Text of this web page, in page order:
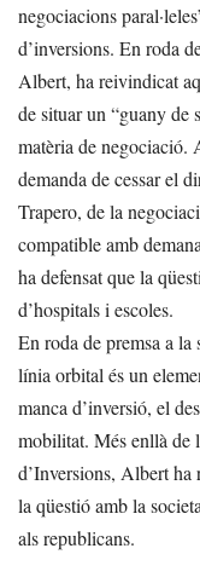
negociacions
d’inversions. En roda
Albert, ha reivindicat
de situar un “guany de
matèria de
demanda de cessar el
Trapero, de la
compatible amb
ha defensat que la
d’hospitals i escoles.
En roda de premsa a
línia orbital és un
manca d’inversió, el
mobilitat. Més enllà de
d’Inversions, Albert ha
la qüestió amb la
als republicans.